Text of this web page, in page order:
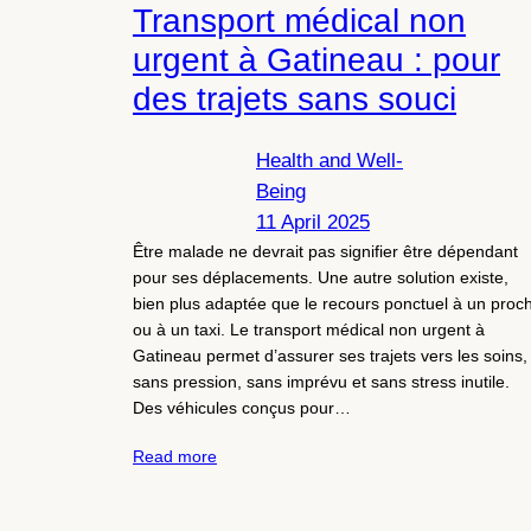
Transport médical non
urgent à Gatineau : pour
des trajets sans souci
Health and Well-
Being
11 April 2025
Être malade ne devrait pas signifier être dépendant
pour ses déplacements. Une autre solution existe,
bien plus adaptée que le recours ponctuel à un
ou à un taxi. Le transport médical non urgent à
Gatineau permet d’assurer ses trajets vers les soins,
sans pression, sans imprévu et sans stress inutile.
Des véhicules conçus pour…
Read more